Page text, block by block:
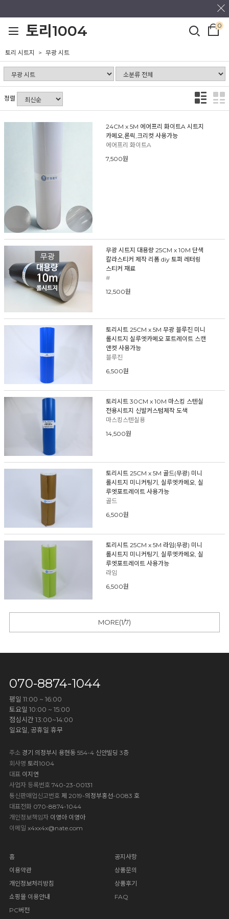
토리1004 0
토리 시트지 무광 시트
정렬
24CM x 5M 에어프리 화이트A 시트지
카메오,론릭,크리컷 사용가능
에어프리 화이트A
7,500원
무광 시트지 대용량 25CM x 10M 단색
칼라스티커 제작 리폼 diy 토퍼 레터링
스티커 재료
#
12,500원
토리시트 25CM x 5M 무광 블루진 미니
롤시트지 실루엣카메오 포트레이트 스캔
앤컷 사용가능
블루진
6,500원
토리시트 30CM x 10M 마스킹 스텐실
전용시트지 신발커스텀제작 도색
마스킹스텐실용
14,500원
토리시트 25CM x 5M 골드(무광) 미니
롤시트지 미니커팅기, 실루엣카메오, 실
루엣포트레이트 사용가능
골드
6,500원
토리시트 25CM x 5M 라임(무광) 미니
롤시트지 미니커팅기, 실루엣카메오, 실
루엣포트레이트 사용가능
라임
6,500원
MORE(1/7)
070-8874-1044
평일 11:00 ~ 16:00
토요일 10:00 ~ 15:00
점심시간 13:00~14:00
일요일, 공휴일 휴무
주소 경기 의정부시 용현동 554-4 신안빌딩 3층
회사명 토리1004
대표이지연
사업자 등록번호 740-23-00131
통신판매업신고번호 제 2019-의정부홍선-0083 호
대표전화 070-8874-1044
개인정보책임자이영아 이영아
이메일 x4xx4x@nate.com
홈
이용약관
개인정보처리방침
쇼핑몰 이용안내
PC버전
공지사항
상품문의
상품후기
FAQ